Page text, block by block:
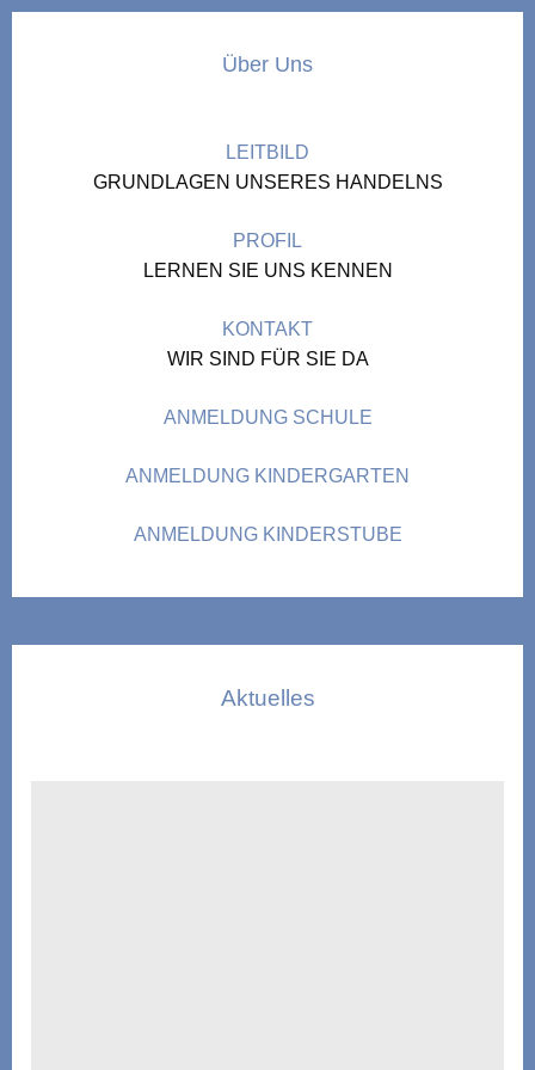
Über Uns
LEITBILD
GRUNDLAGEN UNSERES HANDELNS
PROFIL
LERNEN SIE UNS KENNEN
KONTAKT
WIR SIND FÜR SIE DA
ANMELDUNG SCHULE
ANMELDUNG KINDERGARTEN
ANMELDUNG KINDERSTUBE
Aktuelles